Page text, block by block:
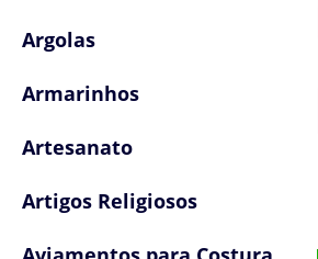
Argolas
Armarinhos
Artesanato
Artigos Religiosos